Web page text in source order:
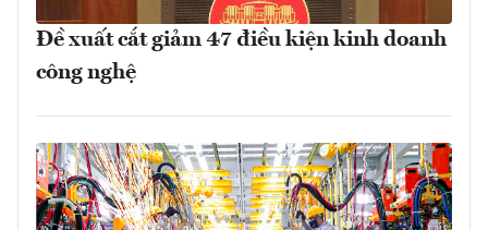
Đề xuất cắt giảm 47 điều kiện kinh doanh
công nghệ